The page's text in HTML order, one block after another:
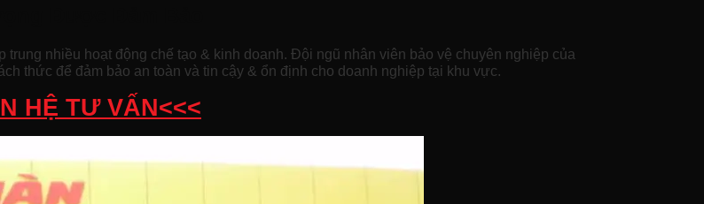
trung nhiều hoạt động chế tạo & kinh doanh. Đội ngũ nhân viên bảo vệ chuyên nghiệp của
thức để đảm bảo an toàn và tin cậy & ổn định cho doanh nghiệp tại khu vực.
HỆ TƯ VẤN<<<